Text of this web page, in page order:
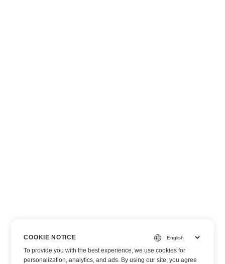
COOKIE NOTICE
To provide you with the best experience, we use cookies for
personalization, analytics, and ads. By using our site, you agree